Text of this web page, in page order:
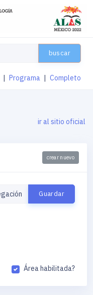
buscar
Programa Completo
ir al sitio oficial
crear nuevo
Área habilitada?